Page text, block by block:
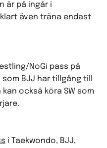
är på ingår i
även träna endast
NoGi pass på
BJJ har tillgång till
också köra SW som
i Taekwondo, BJJ,